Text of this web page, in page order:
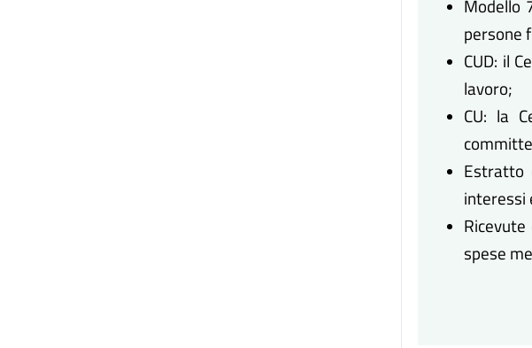
Modello
persone
CUD: il
lavoro;
CU: la
Estratto
interessi
spese